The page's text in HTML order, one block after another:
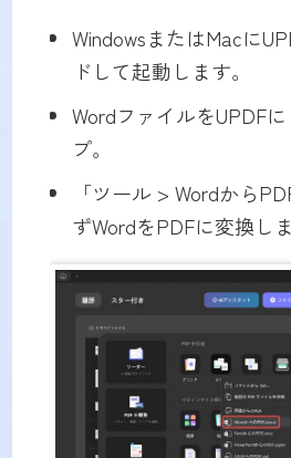
WindowsまたはMacに
ドして起動します。
WordファイルをUPDF
プ。
「ツール > Wordから
ずWordをPDFに変換しま